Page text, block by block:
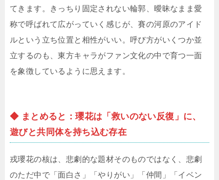
てきます。きっちり固定されない輪郭、曖昧なまま愛
称で呼ばれて広がっていく感じが、賽の河原のアイド
ルという立ち位置と相性がいい。呼び方がいくつか並
立するのも、東方キャラがファン文化の中で育つ一面
を象徴しているように思えます。
◆ まとめると：瓔花は「救いのない反復」に、
遊びと共同体を持ち込む存在
戎瓔花の核は、悲劇的な題材そのものではなく、悲劇
のただ中で「面白さ」「やりがい」「仲間」「イベン